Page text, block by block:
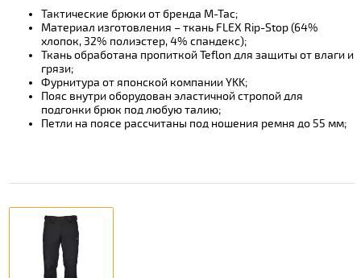
Тактические брюки от бренда М-Тас;
Материал изготовления – ткань FLEX Rip-Stop (64%
хлопок, 32% полиэстер, 4% спандекс);
Ткань обработана пропиткой Teflon для защиты от влаги и
грязи;
Фурнитура от японской компании YKK;
Пояс внутри оборудован эластичной стропой для
подгонки брюк под любую талию;
Петли на поясе рассчитаны под ношения ремня до 55 мм;